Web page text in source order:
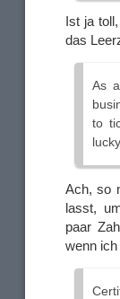
Ist ja
das
As
to
Ach, so
lasst,
paar
wenn